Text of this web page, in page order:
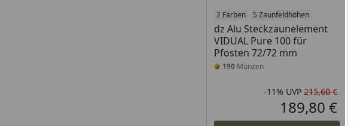
2 Farben 5 Zaunfeldhöhen
dz Alu Steckzaunelement
VIDUAL Pure 100 für
Pfosten 72/72 mm
190 Münzen
-11% UVP 215,60 €
189,80 €